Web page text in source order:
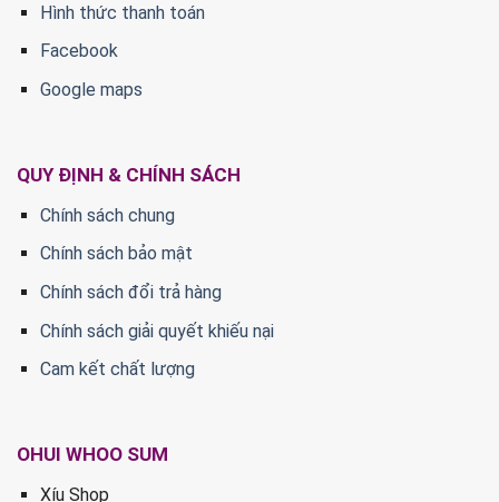
Hình thức thanh toán
Facebook
Google maps
QUY ĐỊNH & CHÍNH SÁCH
Chính sách chung
Chính sách bảo mật
Chính sách đổi trả hàng
Chính sách giải quyết khiếu nại
Cam kết chất lượng
OHUI WHOO SUM
Xíu Shop